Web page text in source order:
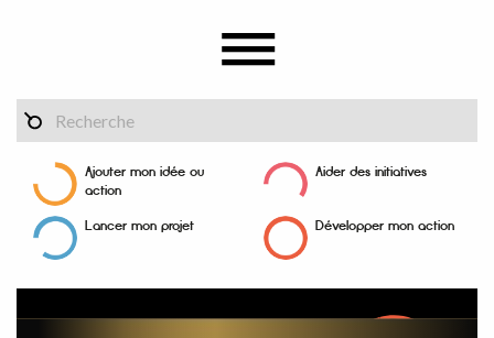
Ajouter mon idée ou
action
Aider des initiatives
Lancer mon projet Développer mon action